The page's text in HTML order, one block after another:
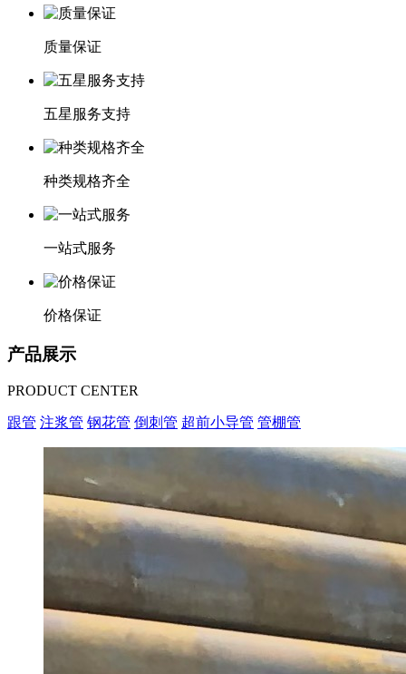
质量保证
五星服务支持
种类规格齐全
一站式服务
价格保证
产品展示
PRODUCT CENTER
跟管 注浆管 钢花管 倒刺管 超前小导管 管棚管